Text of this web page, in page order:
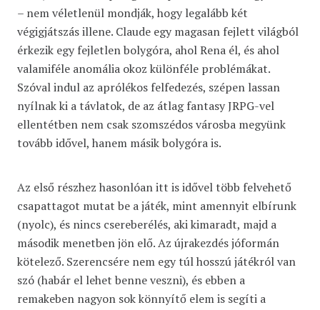
– nem véletlenül mondják, hogy legalább két
végigjátszás illene. Claude egy magasan fejlett világból
érkezik egy fejletlen bolygóra, ahol Rena él, és ahol
valamiféle anomália okoz különféle problémákat.
Szóval indul az aprólékos felfedezés, szépen lassan
nyílnak ki a távlatok, de az átlag fantasy JRPG-vel
ellentétben nem csak szomszédos városba megyünk
tovább idővel, hanem másik bolygóra is.
Az első részhez hasonlóan itt is idővel több felvehető
csapattagot mutat be a játék, mint amennyit elbírunk
(nyolc), és nincs csereberélés, aki kimaradt, majd a
második menetben jön elő. Az újrakezdés jóformán
kötelező. Szerencsére nem egy túl hosszú játékról van
szó (habár el lehet benne veszni), és ebben a
remakeben nagyon sok könnyítő elem is segíti a